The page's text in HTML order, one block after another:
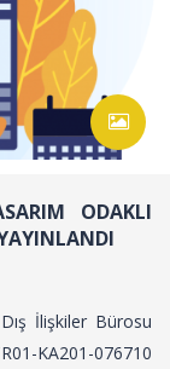
ODAKLI
İlişkiler Bürosu
KA201-076710